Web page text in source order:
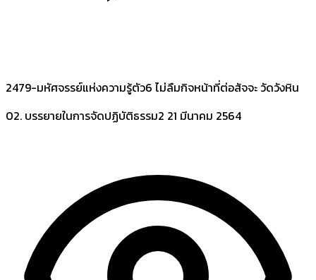
2479-มหัศจรรย์แห่งความรู้ตัว6 ไม่ลืมกิจหน้าที่ต่อสัจจะ วัดวังหิน
02. บรรยายในการจัดปฏิบัติธรรม2 21 มีนาคม 2564